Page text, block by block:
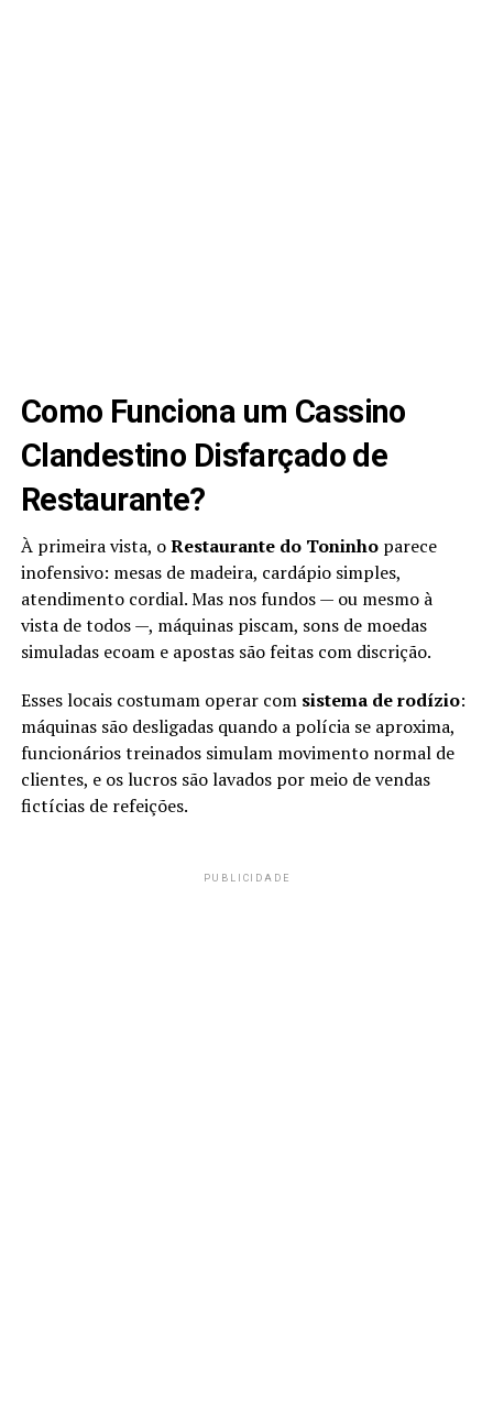
Como Funciona um Cassino
Clandestino Disfarçado de
Restaurante?
À primeira vista, oRestaurante do Toninhoparece
inofensivo: mesas de madeira, cardápio simples,
atendimento cordial. Mas nos fundos — ou mesmo à
vista de todos —, máquinas piscam, sons de moedas
simuladas ecoam e apostas são feitas com discrição.
Esses locais costumam operar com sistema de rodízio:
máquinas são desligadas quando a polícia se aproxima,
funcionários treinados simulam movimento normal de
clientes, e os lucros são lavados por meio de vendas
fictícias de refeições.
PUBLICIDADE